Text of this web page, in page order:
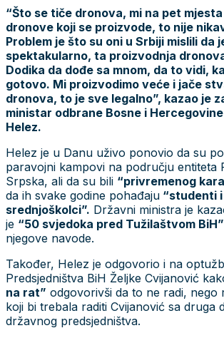
“Što se tiče dronova, mi na pet
dronove koji se proizvode, to nije
Problem je što su oni u Srbiji mislili da
spektakularno, ta proizvodnja
Dodika da dođe sa mnom, da to vidi,
gotovo. Mi proizvodimo veće i jače
dronova, to je sve legalno”, kazao je
ministar odbrane Bosne i
Helez.
Helez je u Danu uživo ponovio da su
paravojni kampovi na području entiteta
Srpska, ali da su bili “privremenog
da ih svake godine pohađaju “studenti i
srednjoškolci”. Državni ministra je
je “50 svjedoka pred Tužilaštvom BiH”
njegove navode.
Također, Helez je odgovorio i na
Predsjedništva BiH Željke Cvijanović
na rat” odgovorivši da to ne radi, nego
koji bi trebala raditi Cvijanović sa druga
državnog predsjedništva.